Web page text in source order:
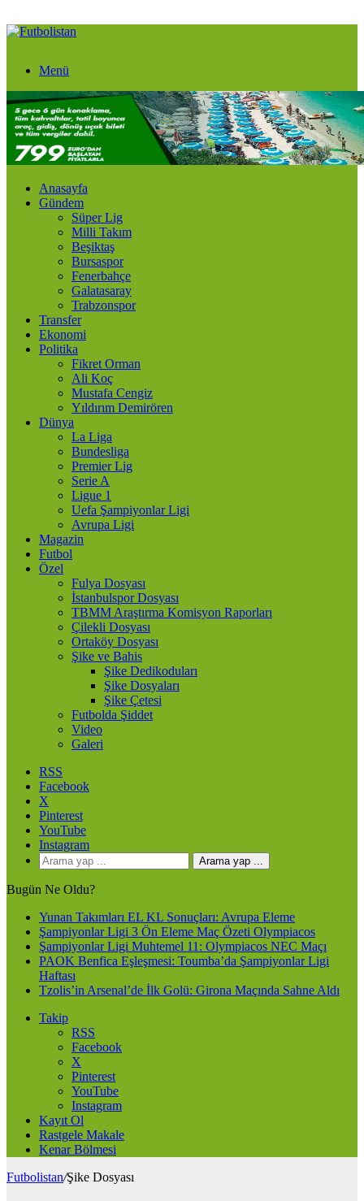
Menü
Anasayfa
Gündem
Süper Lig
Milli Takım
Beşiktaş
Bursaspor
Fenerbahçe
Galatasaray
Trabzonspor
Transfer
Ekonomi
Politika
Fikret Orman
Ali Koç
Mustafa Cengiz
Yıldırım Demirören
Dünya
La Liga
Bundesliga
Premier Lig
Serie A
Ligue 1
Uefa Şampiyonlar Ligi
Avrupa Ligi
Magazin
Futbol
Özel
Fulya Dosyası
İstanbulspor Dosyası
TBMM Araştırma Komisyon Raporları
Çilekli Dosyası
Ortaköy Dosyası
Şike ve Bahis
Şike Dedikoduları
Şike Dosyaları
Şike Çetesi
Futbolda Şiddet
Video
Galeri
RSS
Facebook
X
Pinterest
YouTube
Instagram
Arama yap ...
Bugün Ne Oldu?
Yunan Takımları EL KL Sonuçları: Avrupa Eleme
Şampiyonlar Ligi 3 Ön Eleme Maç Özeti Olympiacos
Şampiyonlar Ligi Muhtemel 11: Olympiacos NEC Maçı
PAOK Benfica Eşleşmesi: Toumba’da Şampiyonlar Ligi
Haftası
Tzolis’in Arsenal’de İlk Golü: Girona Maçında Sahne Aldı
Takip
RSS
Facebook
X
Pinterest
YouTube
Instagram
Kayıt Ol
Rastgele Makale
Kenar Bölmesi
Futbolistan/Şike Dosyası